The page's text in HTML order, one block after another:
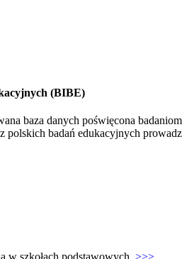
(BIBE)
baza danych poświęcona
polskich badań edukacyjnych